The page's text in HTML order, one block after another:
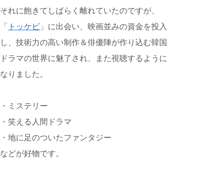
それに飽きてしばらく離れていたのですが、
「 トッケビ 」に出会い、映画並みの資金を投入
し、技術力の高い制作＆俳優陣が作り込む韓国
ドラマの世界に魅了され、また視聴するように
なりました。
・ミステリー
・笑える人間ドラマ
・地に足のついたファンタジー
などが好物です。